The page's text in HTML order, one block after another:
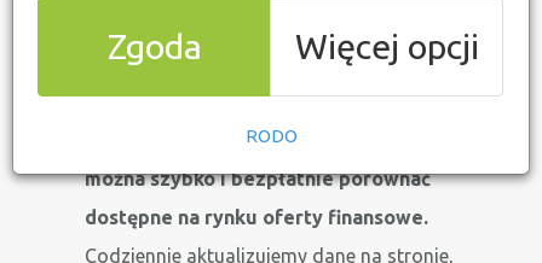
Zgoda Więcej opcji
RODO
Confronter to nowoczesna
porównywarka finansowa, dzięki której
można szybko i bezpłatnie porównać
dostępne na rynku oferty finansowe.
Codziennie aktualizujemy dane na stronie,